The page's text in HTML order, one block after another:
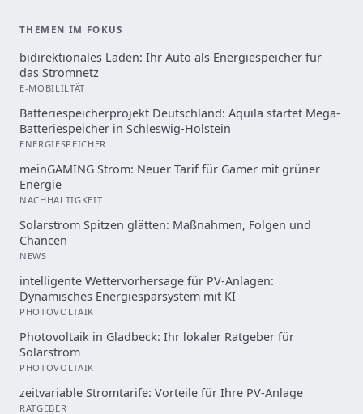
THEMEN IM FOKUS
bidirektionales Laden: Ihr Auto als Energiespeicher für
das Stromnetz
E-MOBILILTÄT
Batteriespeicherprojekt Deutschland: Aquila startet Mega-
Batteriespeicher in Schleswig-Holstein
ENERGIESPEICHER
meinGAMING Strom: Neuer Tarif für Gamer mit grüner
Energie
NACHHALTIGKEIT
Solarstrom Spitzen glätten: Maßnahmen, Folgen und
Chancen
NEWS
intelligente Wettervorhersage für PV-Anlagen:
Dynamisches Energiesparsystem mit KI
PHOTOVOLTAIK
Photovoltaik in Gladbeck: Ihr lokaler Ratgeber für
Solarstrom
PHOTOVOLTAIK
zeitvariable Stromtarife: Vorteile für Ihre PV-Anlage
RATGEBER